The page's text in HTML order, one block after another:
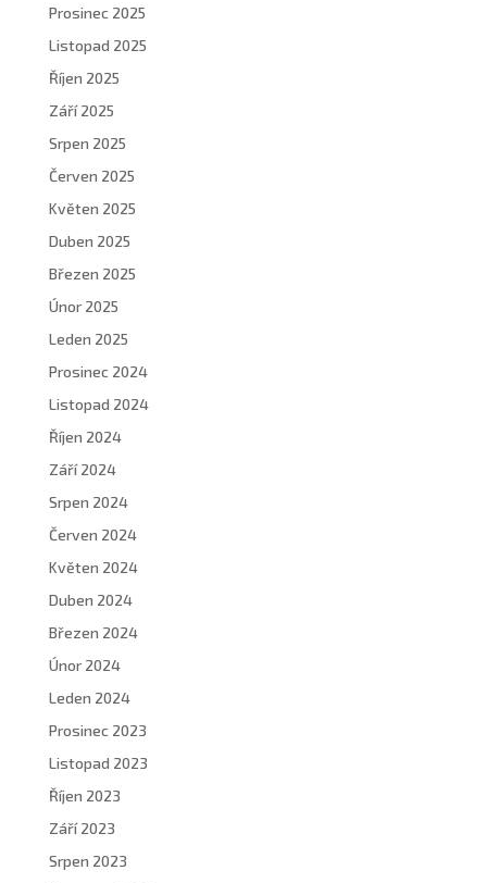
Prosinec 2025
Listopad 2025
Říjen 2025
Září 2025
Srpen 2025
Červen 2025
Květen 2025
Duben 2025
Březen 2025
Únor 2025
Leden 2025
Prosinec 2024
Listopad 2024
Říjen 2024
Září 2024
Srpen 2024
Červen 2024
Květen 2024
Duben 2024
Březen 2024
Únor 2024
Leden 2024
Prosinec 2023
Listopad 2023
Říjen 2023
Září 2023
Srpen 2023